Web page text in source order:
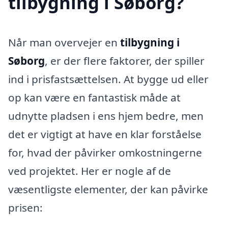
Når man overvejer en tilbygning i
Søborg, er der flere faktorer, der spiller
ind i prisfastsættelsen. At bygge ud eller
op kan være en fantastisk måde at
udnytte pladsen i ens hjem bedre, men
det er vigtigt at have en klar forståelse
for, hvad der påvirker omkostningerne
ved projektet. Her er nogle af de
væsentligste elementer, der kan påvirke
prisen: